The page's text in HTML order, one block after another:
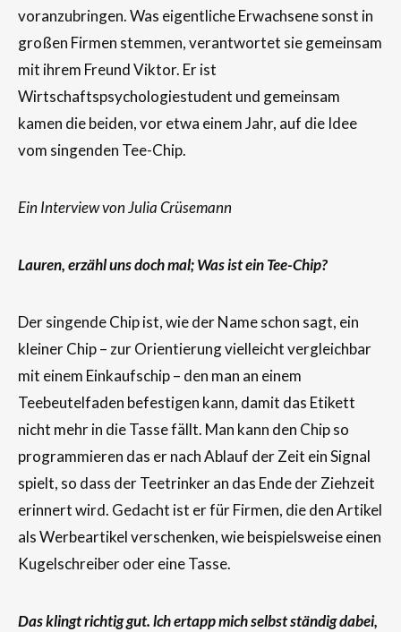
voranzubringen. Was eigentliche Erwachsene sonst in
großen Firmen stemmen, verantwortet sie gemeinsam
mit ihrem Freund Viktor. Er ist
Wirtschaftspsychologiestudent und gemeinsam
kamen die beiden, vor etwa einem Jahr, auf die Idee
vom singenden Tee-Chip.
Ein Interview von Julia Crüsemann
Lauren, erzähl uns doch mal; Was ist ein Tee-Chip?
Der singende Chip ist, wie der Name schon sagt, ein
kleiner Chip – zur Orientierung vielleicht vergleichbar
mit einem Einkaufschip – den man an einem
Teebeutelfaden befestigen kann, damit das Etikett
nicht mehr in die Tasse fällt. Man kann den Chip so
programmieren das er nach Ablauf der Zeit ein Signal
spielt, so dass der Teetrinker an das Ende der Ziehzeit
erinnert wird. Gedacht ist er für Firmen, die den Artikel
als Werbeartikel verschenken, wie beispielsweise einen
Kugelschreiber oder eine Tasse.
Das klingt richtig gut. lch ertapp mich selbst ständig dabei,